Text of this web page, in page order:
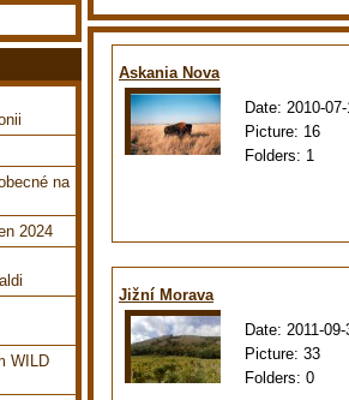
Askania Nova
Date: 2010-
Picture: 16
Folders: 1
Jižní Morava
Date: 2011-09-
Picture: 33
Folders: 0
na
2024
WILD